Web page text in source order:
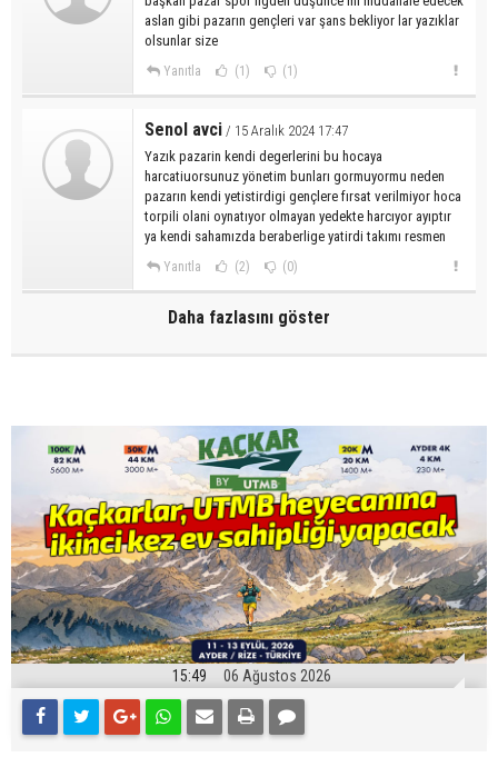
aslan gibi pazarın gençleri var şans bekliyor lar yazıklar
olsunlar size
Yanıtla (1) (1)
Senol avci / 15 Aralık 2024 17:47
Yazık pazarin kendi degerlerini bu hocaya
harcatiuorsunuz yönetim bunları gormuyormu neden
pazarın kendi yetistirdigi gençlere fırsat verilmiyor hoca
torpili olani oynatıyor olmayan yedekte harcıyor ayıptır
ya kendi sahamızda beraberlige yatirdi takımı resmen
Yanıtla (2) (0)
Daha fazlasını göster
15:49 06 Ağustos 2026